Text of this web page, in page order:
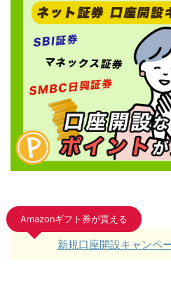
Amazonギフト券が貰える
新規口座開設キャンペ